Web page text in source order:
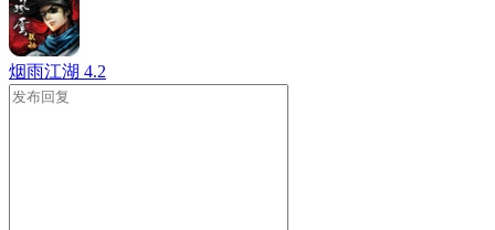
烟雨江湖 4.2